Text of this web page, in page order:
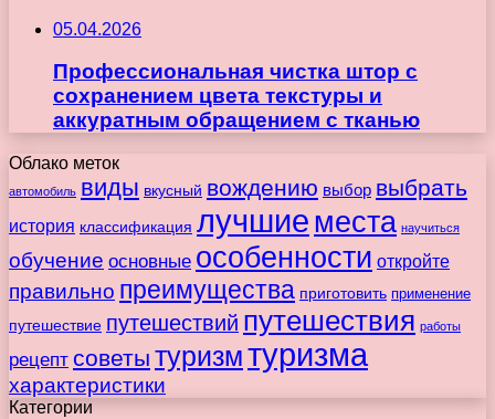
05.04.2026
Профессиональная чистка штор с
сохранением цвета текстуры и
аккуратным обращением с тканью
Облако меток
автомобиль виды вкусный вождению выбор выбрать
история классификация лучшиеместа научиться
обучение основные особенности откройте
правильно преимущества приготовить применение
путешествие путешествий путешествия работы
рецепт советы туризмтуризма
характеристики
Категории